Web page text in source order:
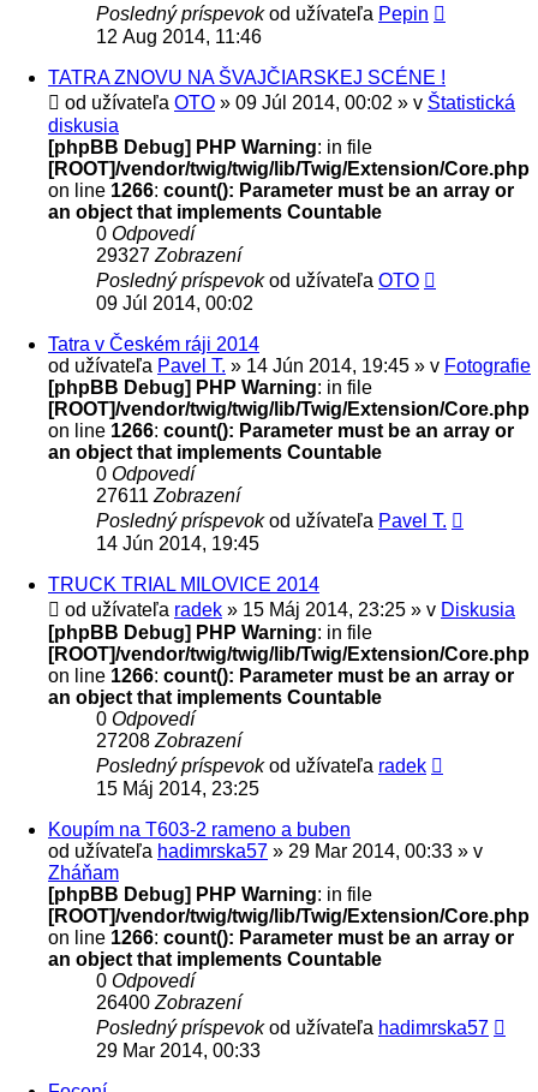
Posledný príspevokod užívateľa Pepin
12 Aug 2014, 11:46
TATRA ZNOVU NA ŠVAJČIARSKEJ SCÉNE !
od užívateľa OTO » 09 Júl 2014, 00:02 » v Štatistická
diskusia
[phpBB Debug] PHP Warning: in file
[ROOT]/vendor/twig/twig/lib/Twig/Extension/Core.php
on line 1266: count(): Parameter must be an array or
an object that implements Countable
0 Odpovedí
29327 Zobrazení
Posledný príspevokod užívateľa OTO
09 Júl 2014, 00:02
Tatra v Českém ráji 2014
od užívateľa Pavel T. » 14 Jún 2014, 19:45 » v Fotografie
[phpBB Debug] PHP Warning: in file
[ROOT]/vendor/twig/twig/lib/Twig/Extension/Core.php
on line 1266: count(): Parameter must be an array or
an object that implements Countable
0 Odpovedí
27611 Zobrazení
Posledný príspevokod užívateľa Pavel T.
14 Jún 2014, 19:45
TRUCK TRIAL MILOVICE 2014
od užívateľa radek » 15 Máj 2014, 23:25 » v Diskusia
[phpBB Debug] PHP Warning: in file
[ROOT]/vendor/twig/twig/lib/Twig/Extension/Core.php
on line 1266: count(): Parameter must be an array or
an object that implements Countable
0 Odpovedí
27208 Zobrazení
Posledný príspevokod užívateľa radek
15 Máj 2014, 23:25
Koupím na T603-2 rameno a buben
od užívateľa hadimrska57 » 29 Mar 2014, 00:33 » v
Zháňam
[phpBB Debug] PHP Warning: in file
[ROOT]/vendor/twig/twig/lib/Twig/Extension/Core.php
on line 1266: count(): Parameter must be an array or
an object that implements Countable
0 Odpovedí
26400 Zobrazení
Posledný príspevokod užívateľa hadimrska57
29 Mar 2014, 00:33